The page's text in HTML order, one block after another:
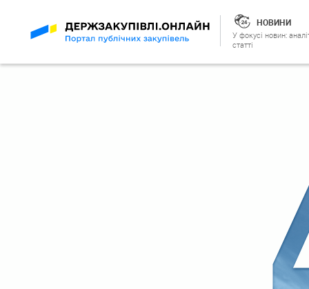
НОВИНИ
У фокусі новин:
статті